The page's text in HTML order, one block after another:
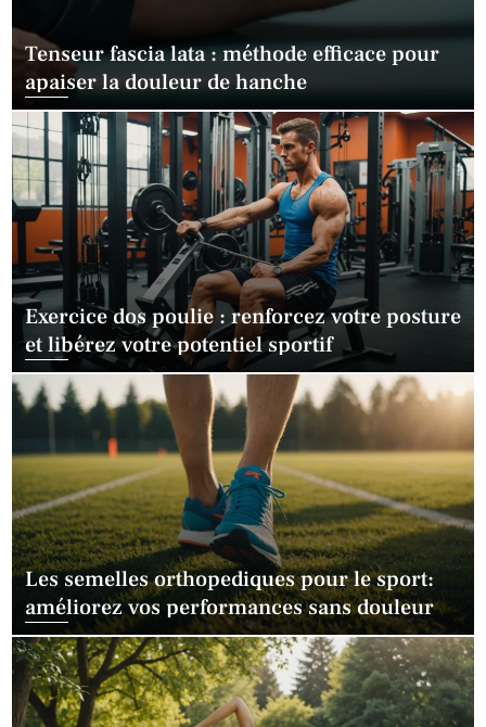
Tenseur fascia lata : méthode efficace pour
apaiser la douleur de hanche
Exercice dos poulie : renforcez votre posture
et libérez votre potentiel sportif
Les semelles orthopediques pour le sport:
améliorez vos performances sans douleur